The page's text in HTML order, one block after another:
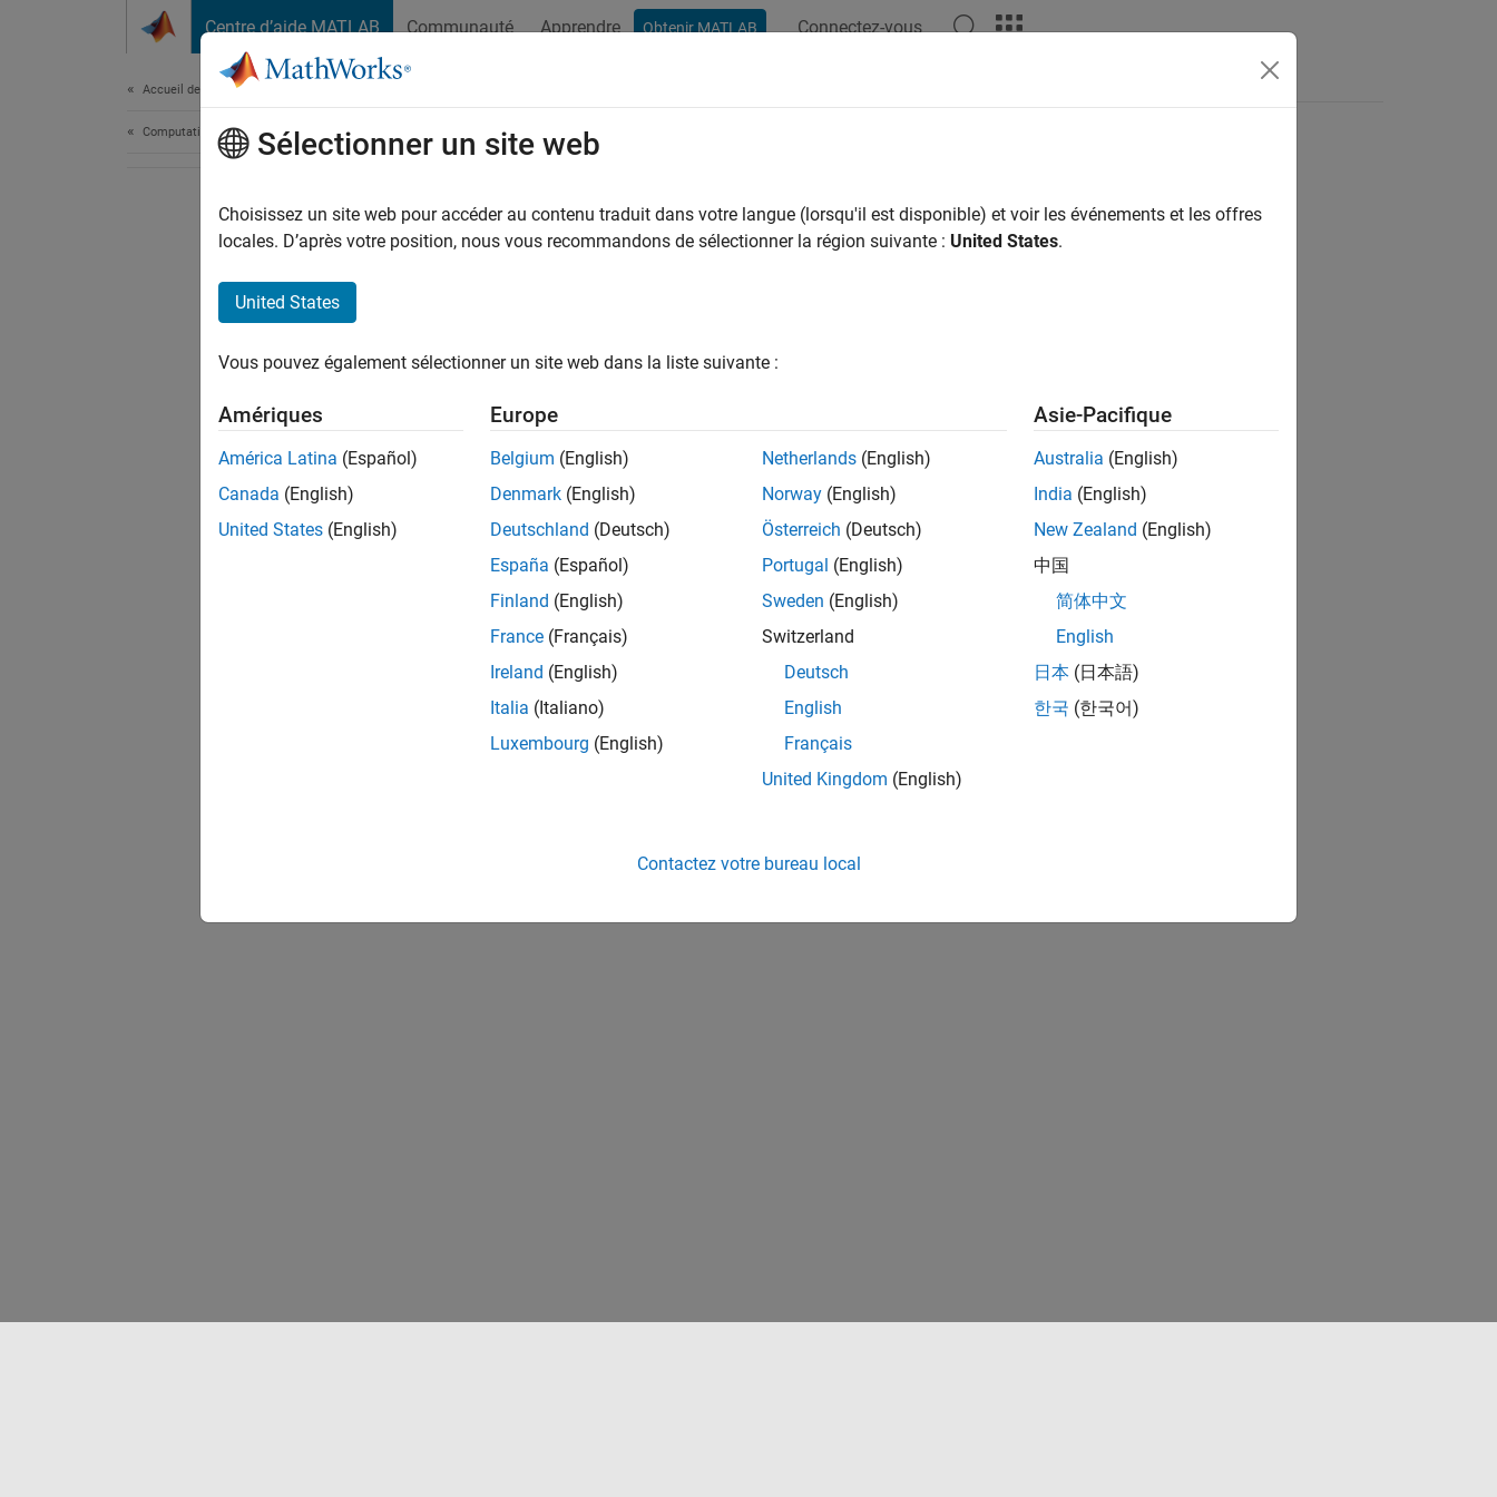
Centre d’aide MATLAB Communauté Apprendre Obtenir MATLAB Connectez-vous
Accueil de la documentation
Computational Finance
How useful was this information?
Sélectionner un site web
Choisissez un site web pour accéder au contenu traduit dans votre langue (lorsqu'il est disponible) et voir les événements et les offres
locales. D’après votre position, nous vous recommandons de sélectionner la région suivante : United States.
United States
Vous pouvez également sélectionner un site web dans la liste suivante :
Amériques
América Latina (Español)
Canada (English)
United States (English)
Europe
Belgium (English)
Denmark (English)
Deutschland (Deutsch)
España (Español)
Finland (English)
France (Français)
Ireland (English)
Italia (Italiano)
Luxembourg (English)
Netherlands (English)
Norway (English)
Österreich (Deutsch)
Portugal (English)
Sweden (English)
Switzerland
Deutsch
English
Français
United Kingdom (English)
Asie-Pacifique
Australia (English)
India (English)
New Zealand (English)
中国
简体中文
English
日本 (日本語)
한국 (한국어)
Contactez votre bureau local